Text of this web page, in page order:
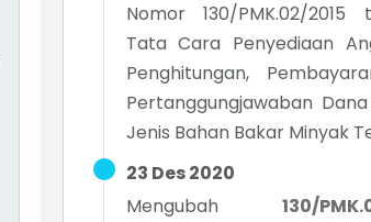
Nomor 130/PMK.02/2015
Tata Cara Penyediaan
Penghitungan,
Pertanggungjawaban Dana
Jenis Bahan Bakar Minyak
23 Des 2020
Mengubah
130/